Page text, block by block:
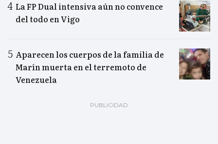
La FP Dual intensiva aún no convence
del todo en Vigo
Aparecen los cuerpos de la familia de
Marín muerta en el terremoto de
Venezuela